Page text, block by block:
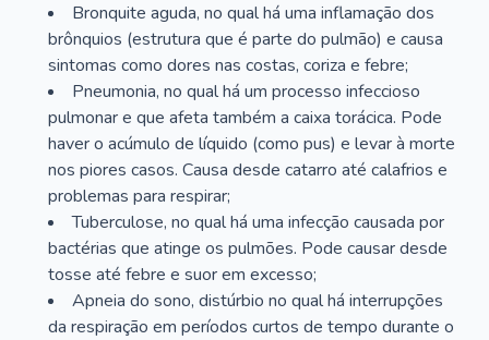
Bronquite aguda, no qual há uma inflamação dos
brônquios (estrutura que é parte do pulmão) e causa
sintomas como dores nas costas, coriza e febre;
Pneumonia, no qual há um processo infeccioso
pulmonar e que afeta também a caixa torácica. Pode
haver o acúmulo de líquido (como pus) e levar à morte
nos piores casos. Causa desde catarro até calafrios e
problemas para respirar;
Tuberculose, no qual há uma infecção causada por
bactérias que atinge os pulmões. Pode causar desde
tosse até febre e suor em excesso;
Apneia do sono, distúrbio no qual há interrupções
da respiração em períodos curtos de tempo durante o